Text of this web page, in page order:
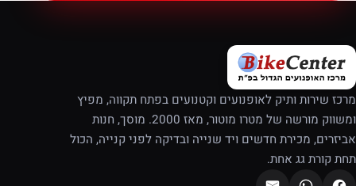
מרכז שירות ותיק לאופנועים וקטנועים בפתח תקווה, מפיץ
ומשווק מורשה של מטרו מוטור, מאז 2000. מוסך, חנות
אביזרים, מכירת חדשים ויד שנייה ובדיקה לפני קנייה, הכול
תחת קורת גג אחת.